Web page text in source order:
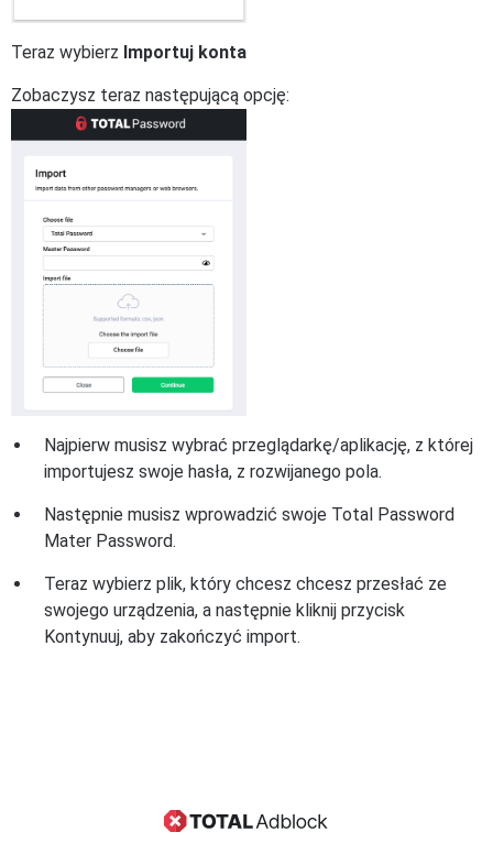
Teraz wybierz Importuj konta
Zobaczysz teraz następującą opcję:
Najpierw musisz wybrać przeglądarkę/aplikację, z której
importujesz swoje hasła, z rozwijanego pola.
Następnie musisz wprowadzić swoje Total Password
Mater Password.
Teraz wybierz plik, który chcesz chcesz przesłać ze
swojego urządzenia, a następnie kliknij przycisk
Kontynuuj, aby zakończyć import.